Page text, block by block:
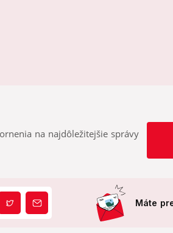
na najdôležitejšie správy
Máte